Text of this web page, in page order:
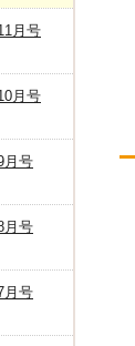
月号
月号
月号
月号
月号